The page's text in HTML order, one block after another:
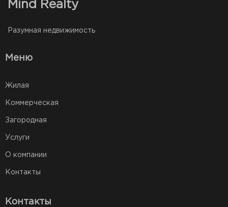
Mind Realty
Разумная недвижимость
Меню
Жилая
Коммерческая
Загородная
Услуги
О компании
Контакты
Контакты